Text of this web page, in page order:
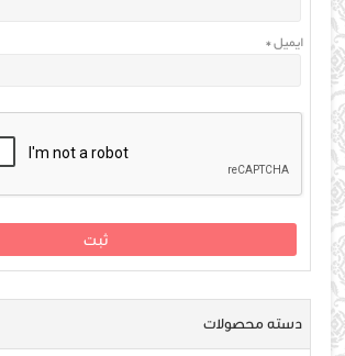
ایمیل*
دسته محصولات